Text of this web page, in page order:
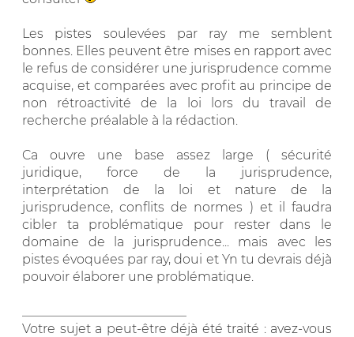
Les pistes soulevées par ray me semblent
bonnes. Elles peuvent être mises en rapport avec
le refus de considérer une jurisprudence comme
acquise, et comparées avec profit au principe de
non rétroactivité de la loi lors du travail de
recherche préalable à la rédaction.
Ca ouvre une base assez large ( sécurité
juridique, force de la jurisprudence,
interprétation de la loi et nature de la
jurisprudence, conflits de normes ) et il faudra
cibler ta problématique pour rester dans le
domaine de la jurisprudence... mais avec les
pistes évoquées par ray, doui et Yn tu devrais déjà
pouvoir élaborer une problématique.
Votre sujet a peut-être déjà été traité : avez-vous